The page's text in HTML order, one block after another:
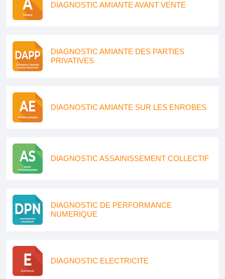
DIAGNOSTIC AMIANTE AVANT VENTE
DIAGNOSTIC AMIANTE DES PARTIES
PRIVATIVES
DIAGNOSTIC AMIANTE SUR LES ENROBES
DIAGNOSTIC ASSAINISSEMENT COLLECTIF
DIAGNOSTIC DE PERFORMANCE
NUMERIQUE
DIAGNOSTIC ELECTRICITE